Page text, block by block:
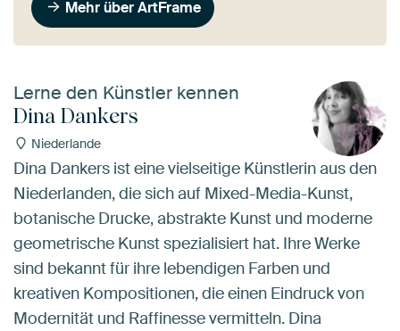
Mehr über ArtFrame
Lerne den Künstler kennen
Dina Dankers
Niederlande
Dina Dankers ist eine vielseitige Künstlerin aus den
Niederlanden, die sich auf Mixed-Media-Kunst,
botanische Drucke, abstrakte Kunst und moderne
geometrische Kunst spezialisiert hat. Ihre Werke
sind bekannt für ihre lebendigen Farben und
kreativen Kompositionen, die einen Eindruck von
Modernität und Raffinesse vermitteln. Dina